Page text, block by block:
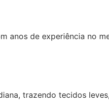
anos de experiência no
trazendo tecidos